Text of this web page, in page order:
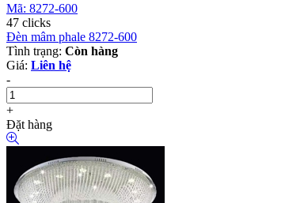
Mã: 8272-600
47 clicks
Đèn mâm phale 8272-600
Tình trạng: Còn hàng
Giá: Liên hệ
-
+
Đặt hàng